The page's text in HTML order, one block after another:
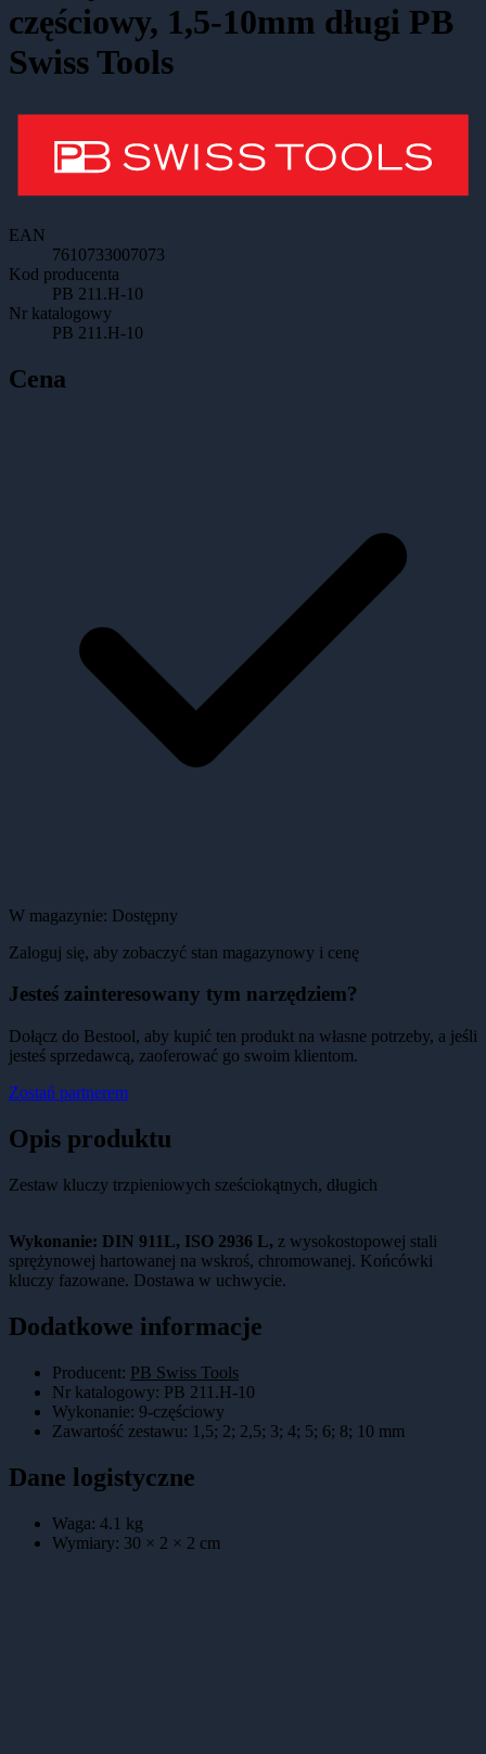
częściowy, 1,5-10mm długi PB
Swiss Tools
EAN
7610733007073
Kod producenta
PB 211.H-10
Nr katalogowy
PB 211.H-10
Cena
W magazynie: Dostępny
Zaloguj się, aby zobaczyć stan magazynowy i cenę
Jesteś zainteresowany tym narzędziem?
Dołącz do Bestool, aby kupić ten produkt na własne potrzeby, a jeśli
jesteś sprzedawcą, zaoferować go swoim klientom.
Zostań partnerem
Opis produktu
Zestaw kluczy trzpieniowych sześciokątnych, długich
Wykonanie: DIN 911L, ISO 2936 L, z wysokostopowej stali
sprężynowej hartowanej na wskroś, chromowanej. Końcówki
kluczy fazowane. Dostawa w uchwycie.
Dodatkowe informacje
Producent: PB Swiss Tools
Nr katalogowy: PB 211.H-10
Wykonanie: 9-częściowy
Zawartość zestawu: 1,5; 2; 2,5; 3; 4; 5; 6; 8; 10 mm
Dane logistyczne
Waga: 4.1 kg
Wymiary: 30 × 2 × 2 cm